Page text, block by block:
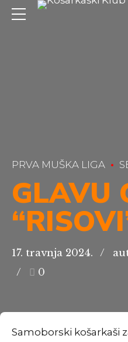
PRVA MUŠKA LIGA
GLAVU
17. travnja 2024.
0
Samoborski košarkaši